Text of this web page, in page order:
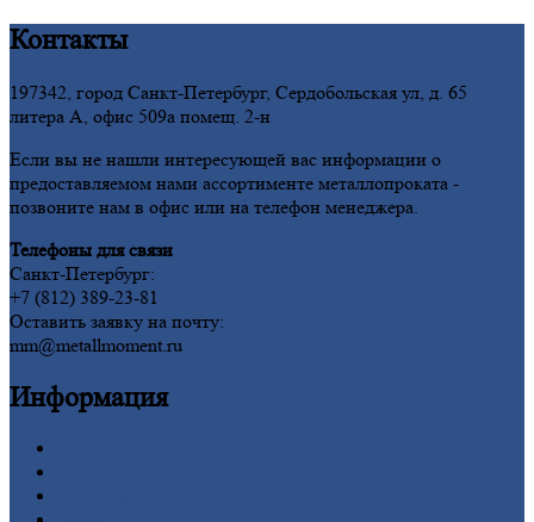
Контакты
197342, город Санкт-Петербург, Сердобольская ул, д. 65
литера А, офис 509а помещ. 2-н
Если вы не нашли интересующей вас информации о
предоставляемом нами ассортименте металлопроката -
позвоните нам в офис или на телефон менеджера.
Телефоны для связи
Санкт-Петербург:
+7 (812) 389-23-81
Оставить заявку на почту:
mm@metallmoment.ru
Информация